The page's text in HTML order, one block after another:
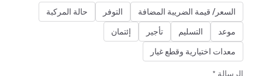
السعر/ قيمة الضريبة المضافة التوفر حالة المركبة
موعد التسليم تأجير إئتمان
معدات اختيارية وقطع غيار
الرسالة *